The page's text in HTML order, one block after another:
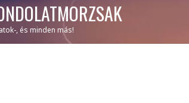
, és minden más!